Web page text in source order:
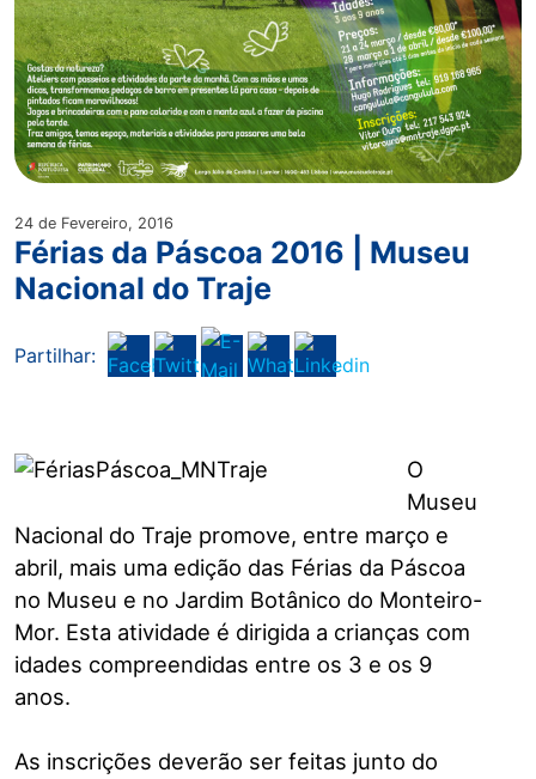
24 de Fevereiro, 2016
Férias da Páscoa 2016 | Museu
Nacional do Traje
Partilhar:
O
Museu
Nacional do Traje promove, entre março e
abril, mais uma edição das Férias da Páscoa
no Museu e no Jardim Botânico do Monteiro-
Mor. Esta atividade é dirigida a crianças com
idades compreendidas entre os 3 e os 9
anos.
As inscrições deverão ser feitas junto do